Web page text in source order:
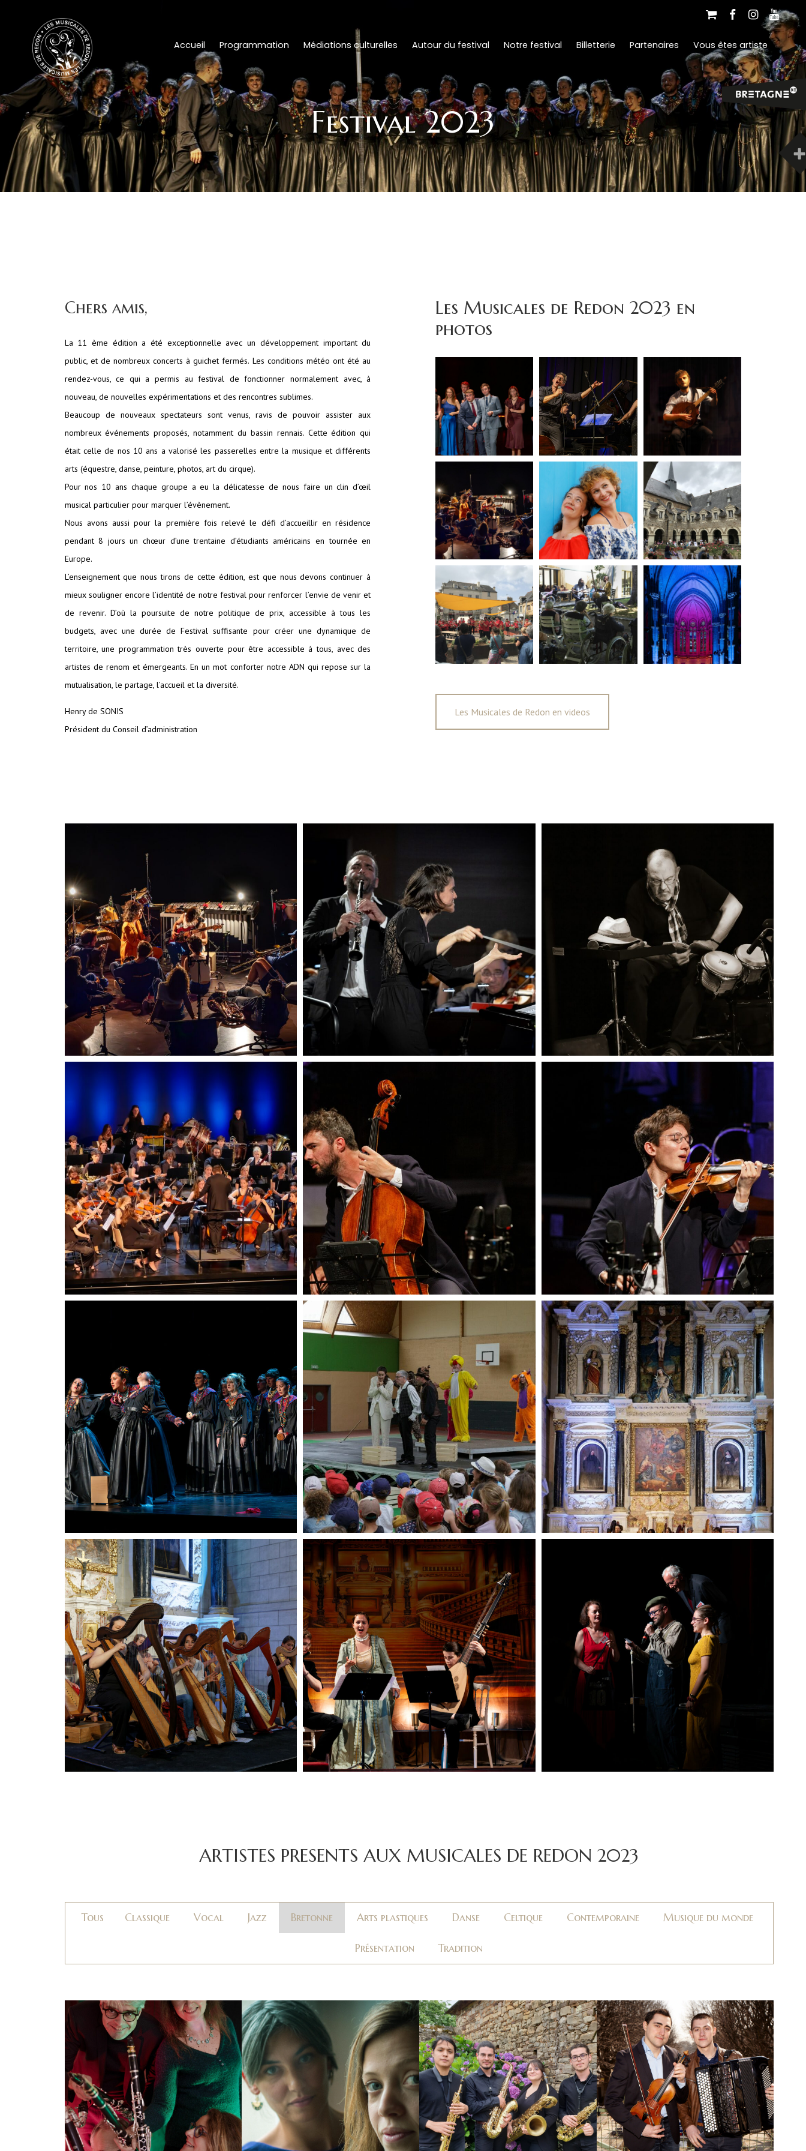
Accueil Programmation Médiations culturelles Autour du festival Notre festival Billetterie Partenaires Vous êtes artiste
Festival 2023
Chers amis,
La 11 ème édition a été exceptionnelle avec un développement important du
public, et de nombreux concerts à guichet fermés. Les conditions météo ont été au
rendez-vous, ce qui a permis au festival de fonctionner normalement avec, à
nouveau, de nouvelles expérimentations et des rencontres sublimes.
Beaucoup de nouveaux spectateurs sont venus, ravis de pouvoir assister aux
nombreux événements proposés, notamment du bassin rennais. Cette édition qui
était celle de nos 10 ans a valorisé les passerelles entre la musique et différents
arts (équestre, danse, peinture, photos, art du cirque).
Pour nos 10 ans chaque groupe a eu la délicatesse de nous faire un clin d’œil
musical particulier pour marquer l’évènement.
Nous avons aussi pour la première fois relevé le défi d’accueillir en résidence
pendant 8 jours un chœur d’une trentaine d’étudiants américains en tournée en
Europe.
L’enseignement que nous tirons de cette édition, est que nous devons continuer à
mieux souligner encore l’identité de notre festival pour renforcer l’envie de venir et
de revenir. D’où la poursuite de notre politique de prix, accessible à tous les
budgets, avec une durée de Festival suffisante pour créer une dynamique de
territoire, une programmation très ouverte pour être accessible à tous, avec des
artistes de renom et émergeants. En un mot conforter notre ADN qui repose sur la
mutualisation, le partage, l’accueil et la diversité.
Henry de SONIS
Président du Conseil d’administration
Les Musicales de Redon 2023 en
photos
Les Musicales de Redon en videos
ARTISTES PRESENTS AUX MUSICALES DE REDON 2023
All Classique Vocal Jazz Bretonne Arts plastiques Danse Celtique Contemporaine Musique du monde
Présentation Tradition